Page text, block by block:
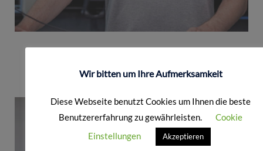
Moritz Knoop
Wir bitten um Ihre Aufmerksamkeit
Diese Webseite benutzt Cookies um Ihnen die beste
Benutzererfahrung zu gewährleisten.
Cookie
Einstellungen
Akzeptieren